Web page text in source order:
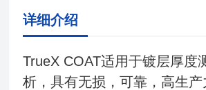
详细介绍
TrueX COAT适用于镀层厚度
析，具有无损，可靠，高生